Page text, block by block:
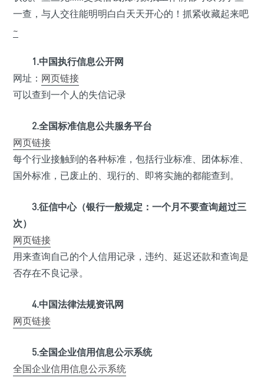
一查，与人交往能明明白白天天开心的！抓紧收藏起来吧
~
1.中国执行信息公开网
网址： 网页链接
可以查到一个人的失信记录
2.全国标准信息公共服务平台
网页链接
每个行业接触到的各种标准，包括行业标准、团体标准、
国外标准，已废止的、现行的、即将实施的都能查到。
3.征信中心（银行一般规定：一个月不要查询超过三
次）
网页链接
用来查询自己的个人信用记录，违约、延迟还款和查询是
否存在不良记录。
4.中国法律法规资讯网
网页链接
5.全国企业信用信息公示系统
全国企业信用信息公示系统